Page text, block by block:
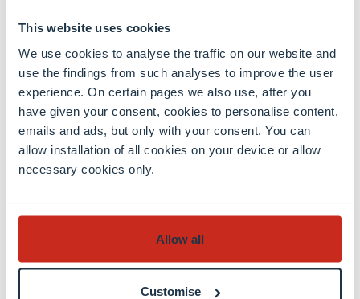
This website uses cookies
We use cookies to analyse the traffic on our website and
use the findings from such analyses to improve the user
experience. On certain pages we also use, after you
have given your consent, cookies to personalise content,
emails and ads, but only with your consent. You can
allow installation of all cookies on your device or allow
necessary cookies only.
Allow all
Customise
zuletzt die Grundsteinlegung der Europaschule am
Glacis zeigt, dass sich europäische Institution
endgültig in Luxemburg etablieren.
Die Ausstellung wird am9. Mai 2026im Rahmen des
Tags der Offenen TürimSchuman-Hauseröffnet.
Wo:4, rue Jules Wilhelm, L-2728 Luxemburg
Gruppenbesuche an anderen Tagen können unter